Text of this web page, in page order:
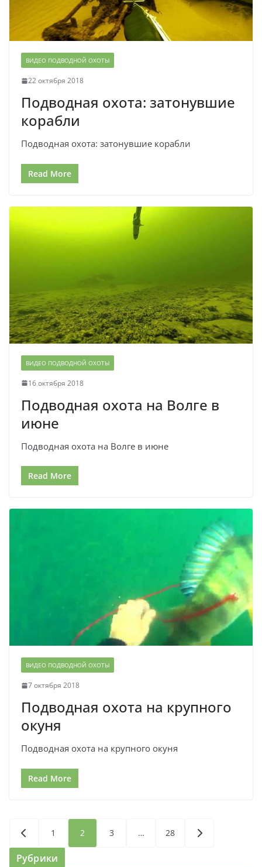
ВИДЕО ПОДВОДНОЙ ОХОТЫ
22 октября 2018
Подводная охота: затонувшие
корабли
Подводная охота: затонувшие корабли
Read More
ВИДЕО ПОДВОДНОЙ ОХОТЫ
16 октября 2018
Подводная охота на Волге в
июне
Подводная охота на Волге в июне
Read More
ВИДЕО ПОДВОДНОЙ ОХОТЫ
7 октября 2018
Подводная охота на крупного
окуня
Подводная охота на крупного окуня
Read More
Пагинация
записей
1 2 3 … 28
Рубрики